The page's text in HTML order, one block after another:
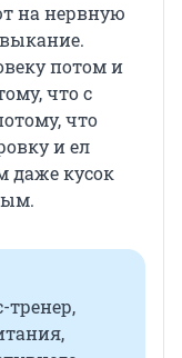
на нервную
потом и
что с
что
и ел
даже кусок